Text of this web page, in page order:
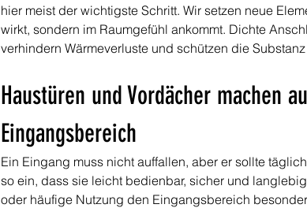
hier meist der wichtigste Schritt. Wir setzen neue
wirkt, sondern im Raumgefühl ankommt. Dichte
verhindern Wärmeverluste und schützen die
Haustüren und Vordächer machen
Eingangsbereich
Ein Eingang muss nicht auffallen, aber er sollte
so ein, dass sie leicht bedienbar, sicher und
oder häufige Nutzung den Eingangsbereich